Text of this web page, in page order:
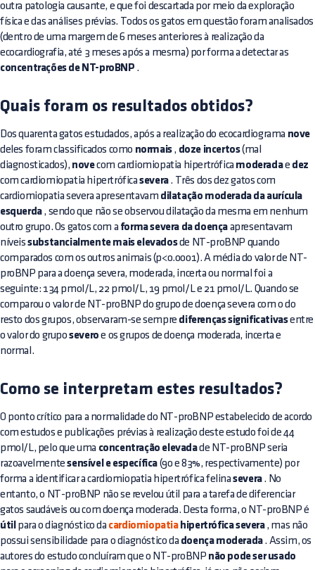
outra patologia causante, e que foi descartada por meio da exploração
física e das análises prévias. Todos os gatos em questão foram analisados
(dentro de uma margem de 6 meses anteriores à realização da
ecocardiografia, até 3 meses após a mesma) por forma a detectar as
concentrações de NT-proBNP .
Quais foram os resultados obtidos?
Dos quarenta gatos estudados, após a realização do ecocardiograma nove
deles foram classificados como normais, doze incertos(mal
diagnosticados), novecom cardiomiopatia hipertrófica moderadae dez
com cardiomiopatia hipertróficasevera. Três dos dez gatos com
cardiomiopatia severa apresentavam dilatação moderada da aurícula
esquerda, sendo que não se observou dilatação da mesma em nenhum
outro grupo. Os gatos com a forma severa da doença apresentavam
níveissubstancialmente mais elevadosde NT-proBNP quando
comparados com os outros animais (p<0.0001). A média do valor de NT-
proBNP para a doença severa, moderada, incerta ou normal foi a
seguinte: 134 pmol/L, 22 pmol/L, 19 pmol/L e 21 pmol/L. Quando se
comparou o valor de NT-proBNP do grupo de doença severa com o do
resto dos grupos, observaram-se sempre diferenças significativasentre
o valor do gruposevero e os grupos de doença moderada, incerta e
normal.
Como se interpretam estes resultados?
O ponto crítico para a normalidade do NT-proBNP estabelecido de acordo
com estudos e publicações prévias à realização deste estudo foi de 44
pmol/L, pelo que uma concentração elevadade NT-proBNP seria
razoavelmentesensível e específica (90 e 83%, respectivamente) por
forma a identificar a cardiomiopatia hipertrófica felinasevera. No
entanto, o NT-proBNP não se revelou útil para a tarefa de diferenciar
gatos saudáveis ou com doença moderada. Desta forma, o NT-proBNP é
útil para o diagnóstico da cardiomiopatiahipertrófica severa, mas não
possui sensibilidade para o diagnóstico da doença moderada. Assim, os
autores do estudo concluíram que o NT-proBNP não pode ser usado